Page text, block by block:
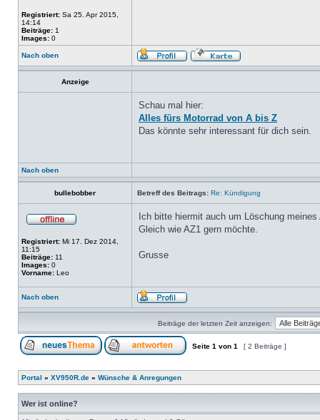
Registriert: Sa 25. Apr 2015,
14:14
Beiträge: 1
Images: 0
Nach oben
Anzeige
Schau mal hier:
Alles fürs Motorrad von A bis Z
Das könnte sehr interessant für dich sein.
Nach oben
bullebobber Betreff des Beitrags: Re: Kündigung
Registriert: Mi 17. Dez 2014,
11:15
Beiträge: 11
Images: 0
Vorname: Leo
Ich bitte hiermit auch um Löschung
Gleich wie AZ1 gern möchte.
Grusse
Nach oben
Beiträge der letzten Zeit anzeigen:
Seite 1 von 1 [ 2 Beiträge ]
Portal » XV950R.de » Wünsche & Anregungen
Wer ist online?